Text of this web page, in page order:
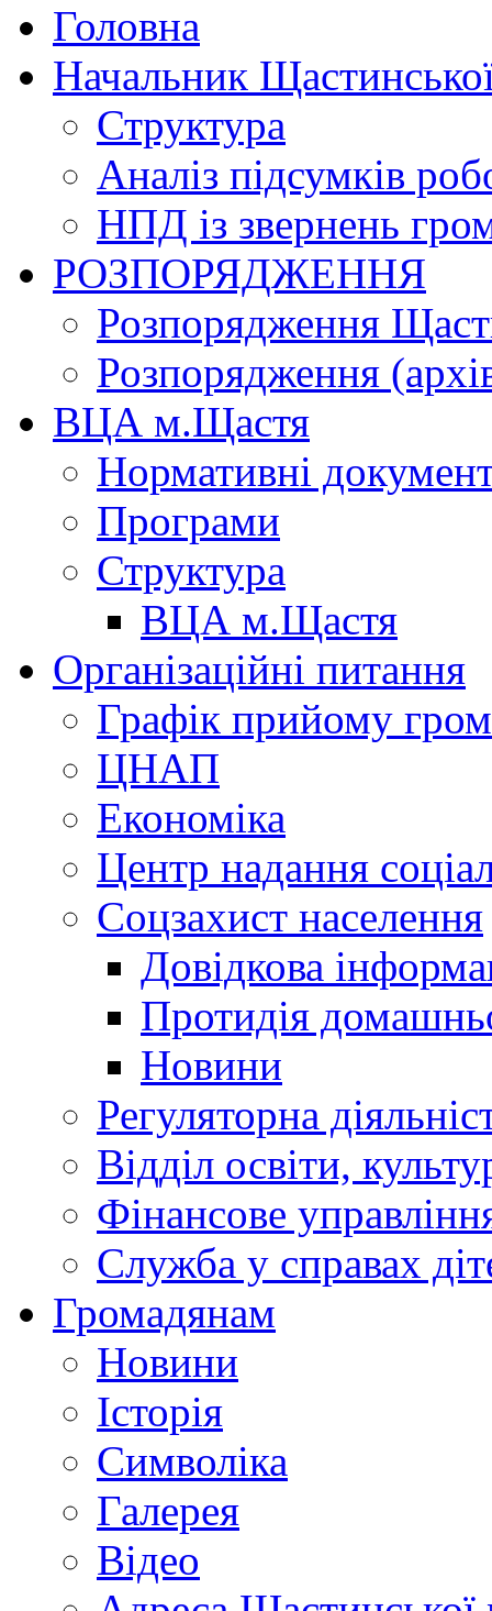
Головна
Начальник
Структура
Аналіз підсумків
НПД із звернень
РОЗПОРЯДЖЕННЯ
Розпорядження
Розпорядження
ВЦА м.Щастя
Нормативні
Програми
Структура
ВЦА м.Щастя
Організаційні питання
Графік прийому
ЦНАП
Економіка
Центр надання
Соцзахист населення
Довідкова
Протидія
Новини
Регуляторна
Відділ освіти,
Фінансове
Служба у справах
Громадянам
Новини
Історія
Символіка
Галерея
Відео